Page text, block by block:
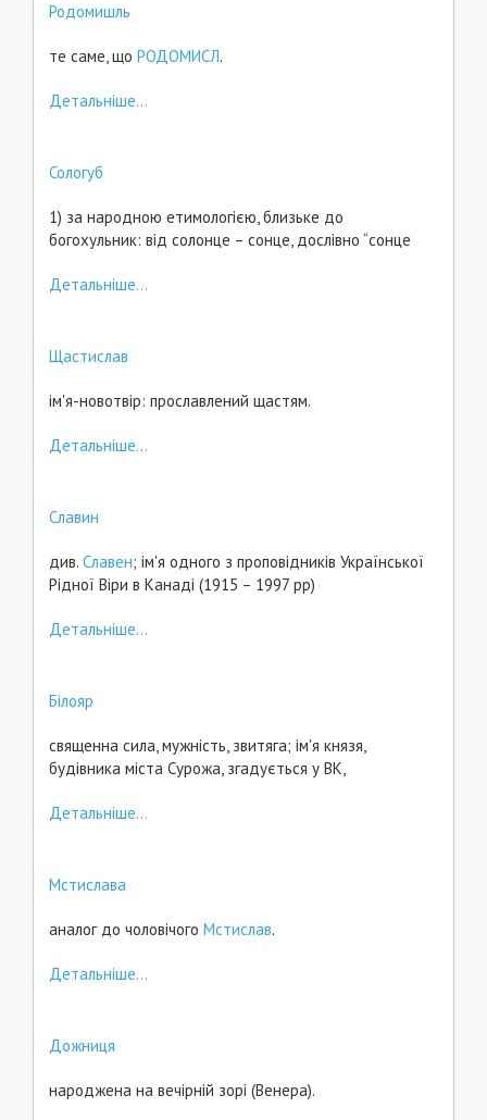
Родомишль
те саме, що РОДОМИСЛ.
Детальніше...
Сологуб
1) за народною етимологією, близьке до
богохульник: від солонце – сонце, дослівно “сонце
Детальніше...
Щастислав
ім'я-новотвір: прославлений щастям.
Детальніше...
Славин
див. Славен; ім'я одного з проповідників Української
Рідної Віри в Канаді (1915 – 1997 рр)
Детальніше...
Білояр
священна сила, мужність, звитяга; ім'я князя,
будівника міста Сурожа, згадується у ВК,
Детальніше...
Мстислава
аналог до чоловічого Мстислав.
Детальніше...
Дожниця
народжена на вечірній зорі (Венера).